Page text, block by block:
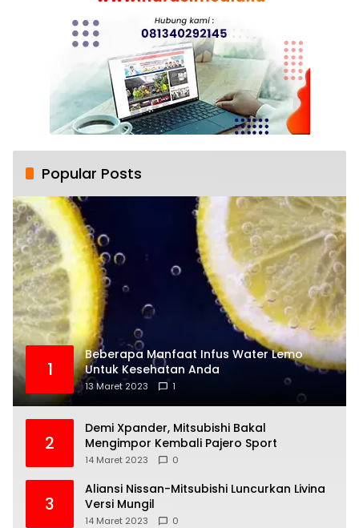
Popular Posts
1
Beberapa Manfaat Infus Water Lemo
Untuk Kesehatan Anda
13 Maret 2023 1
2
Demi Xpander, Mitsubishi Bakal
Mengimpor Kembali Pajero Sport
14 Maret 2023 0
3
Aliansi Nissan-Mitsubishi Luncurkan Livina
Versi Mungil
14 Maret 2023 0